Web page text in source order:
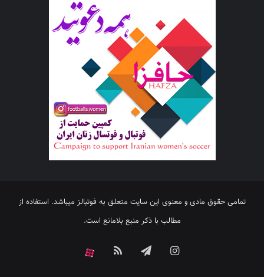
تمامی حقوق مادی و معنوی این سایت متعلق به فوتبالز میباشد. استفاده از
مطالب با ذکر منبع بلامانع است.
اینستاگرامتلگرام خوراک